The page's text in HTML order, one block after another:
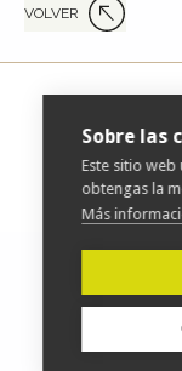
VOLVER
|
Sobre las
Este sitio
obtengas la
Más